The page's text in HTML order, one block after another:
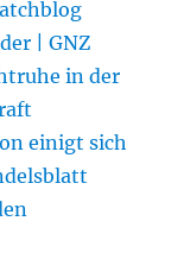
| GNZ
in der
einigt sich